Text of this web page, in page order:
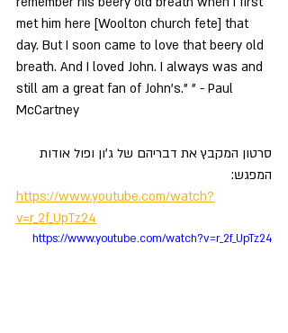
met him here [Woolton church fete] that
day. But I soon came to love that beery old
breath. And I loved John. I always was and
still am a great fan of John’s.” " - Paul
McCartney
סרטון המקבץ את דבריהם של ג'ון ופול אודות
המפגש:
https://www.youtube.com/watch?
v=r_2f_UpTz24
https://www.youtube.com/watch?v=r_2f_UpTz24